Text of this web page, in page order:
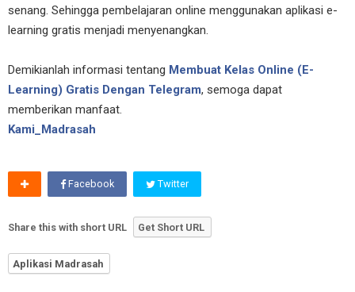
senang. Sehingga pembelajaran online menggunakan aplikasi e-
learning gratis menjadi menyenangkan.
Demikianlah informasi tentang Membuat Kelas Online (E-
Learning) Gratis Dengan Telegram, semoga dapat
memberikan manfaat.
Kami_Madrasah
Facebook Twitter
Share this with short URL Get Short URL
Aplikasi Madrasah